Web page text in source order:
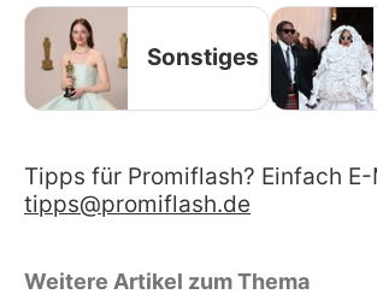
Sonstiges
Tipps für Promiflash? Einfach
tipps@promiflash.de
Weitere Artikel zum Thema